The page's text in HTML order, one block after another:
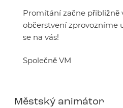
Promítání začne přibližně
občerstvení zprovozníme
se na vás!
Společně VM
Městský animátor